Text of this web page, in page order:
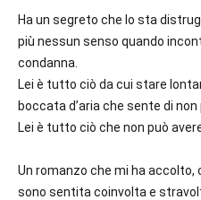
Ha un segreto che lo sta
più nessun senso quando
condanna.
Lei è tutto ciò da cui stare
boccata d’aria che sente di non
Lei è tutto ciò che non può
Un romanzo che mi ha
sono sentita coinvolta e